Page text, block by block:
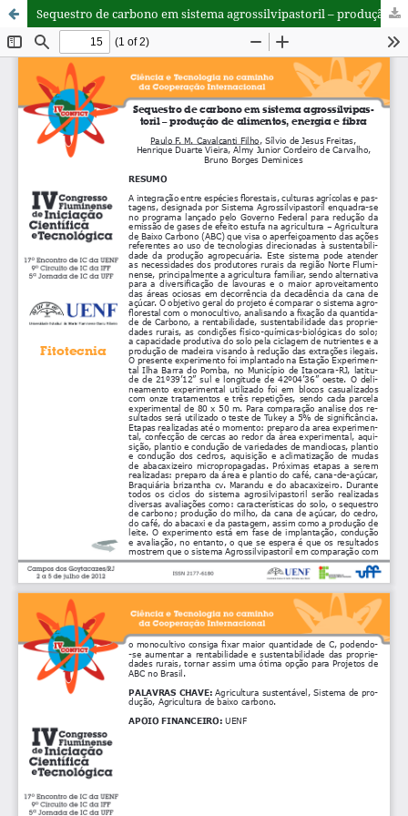
Sequestro de carbono em sistema agrossilvipastoril – produção de alimentos, energia e fibra